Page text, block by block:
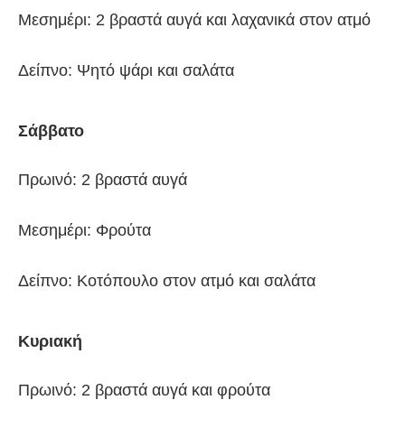
Μεσημέρι: 2 βραστά αυγά και λαχανικά στον ατμό
Δείπνο: Ψητό ψάρι και σαλάτα
Σάββατο
Πρωινό: 2 βραστά αυγά
Μεσημέρι: Φρούτα
Δείπνο: Κοτόπουλο στον ατμό και σαλάτα
Κυριακή
Πρωινό: 2 βραστά αυγά και φρούτα